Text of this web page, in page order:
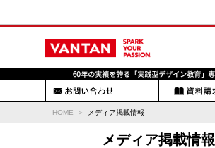
HOME メディア掲載情報
メディア掲載情報